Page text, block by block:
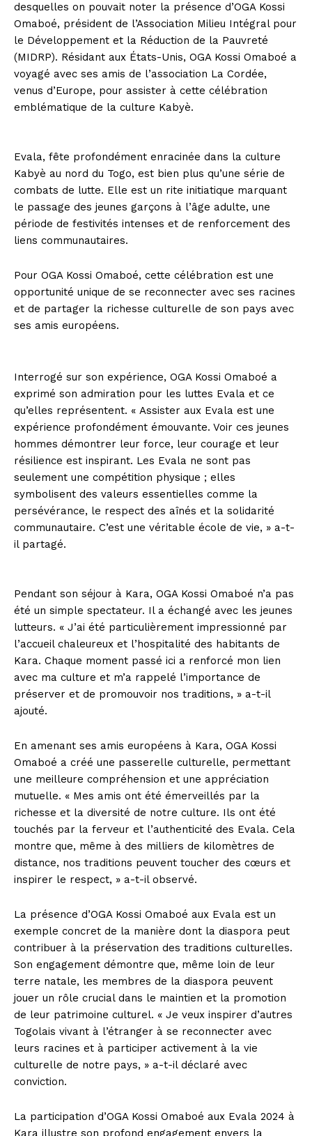
desquelles on pouvait noter la présence d’OGA Kossi
Omaboé, président de l’Association Milieu Intégral pour
le Développement et la Réduction de la Pauvreté
(MIDRP). Résidant aux États-Unis, OGA Kossi Omaboé a
voyagé avec ses amis de l’association La Cordée,
venus d’Europe, pour assister à cette célébration
emblématique de la culture Kabyè.
Evala, fête profondément enracinée dans la culture
Kabyè au nord du Togo, est bien plus qu’une série de
combats de lutte. Elle est un rite initiatique marquant
le passage des jeunes garçons à l’âge adulte, une
période de festivités intenses et de renforcement des
liens communautaires.
Pour OGA Kossi Omaboé, cette célébration est une
opportunité unique de se reconnecter avec ses racines
et de partager la richesse culturelle de son pays avec
ses amis européens.
Interrogé sur son expérience, OGA Kossi Omaboé a
exprimé son admiration pour les luttes Evala et ce
qu’elles représentent. « Assister aux Evala est une
expérience profondément émouvante. Voir ces jeunes
hommes démontrer leur force, leur courage et leur
résilience est inspirant. Les Evala ne sont pas
seulement une compétition physique ; elles
symbolisent des valeurs essentielles comme la
persévérance, le respect des aînés et la solidarité
communautaire. C’est une véritable école de vie, » a-t-
il partagé.
Pendant son séjour à Kara, OGA Kossi Omaboé n’a pas
été un simple spectateur. Il a échangé avec les jeunes
lutteurs. « J’ai été particulièrement impressionné par
l’accueil chaleureux et l’hospitalité des habitants de
Kara. Chaque moment passé ici a renforcé mon lien
avec ma culture et m’a rappelé l’importance de
préserver et de promouvoir nos traditions, » a-t-il
ajouté.
En amenant ses amis européens à Kara, OGA Kossi
Omaboé a créé une passerelle culturelle, permettant
une meilleure compréhension et une appréciation
mutuelle. « Mes amis ont été émerveillés par la
richesse et la diversité de notre culture. Ils ont été
touchés par la ferveur et l’authenticité des Evala. Cela
montre que, même à des milliers de kilomètres de
distance, nos traditions peuvent toucher des cœurs et
inspirer le respect, » a-t-il observé.
La présence d’OGA Kossi Omaboé aux Evala est un
exemple concret de la manière dont la diaspora peut
contribuer à la préservation des traditions culturelles.
Son engagement démontre que, même loin de leur
terre natale, les membres de la diaspora peuvent
jouer un rôle crucial dans le maintien et la promotion
de leur patrimoine culturel. « Je veux inspirer d’autres
Togolais vivant à l’étranger à se reconnecter avec
leurs racines et à participer activement à la vie
culturelle de notre pays, » a-t-il déclaré avec
conviction.
La participation d’OGA Kossi Omaboé aux Evala 2024 à
Kara illustre son profond engagement envers la